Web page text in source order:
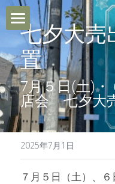
ホーム
Le Purtとは
利用FAQ
ご利用までの流れ
ブログ
七夕大売
置
7月５日(土)・
店会　七夕大
2025年7月1日
７月５日（土）、